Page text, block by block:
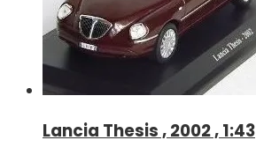
Lancia Thesis , 2002 , 1:43